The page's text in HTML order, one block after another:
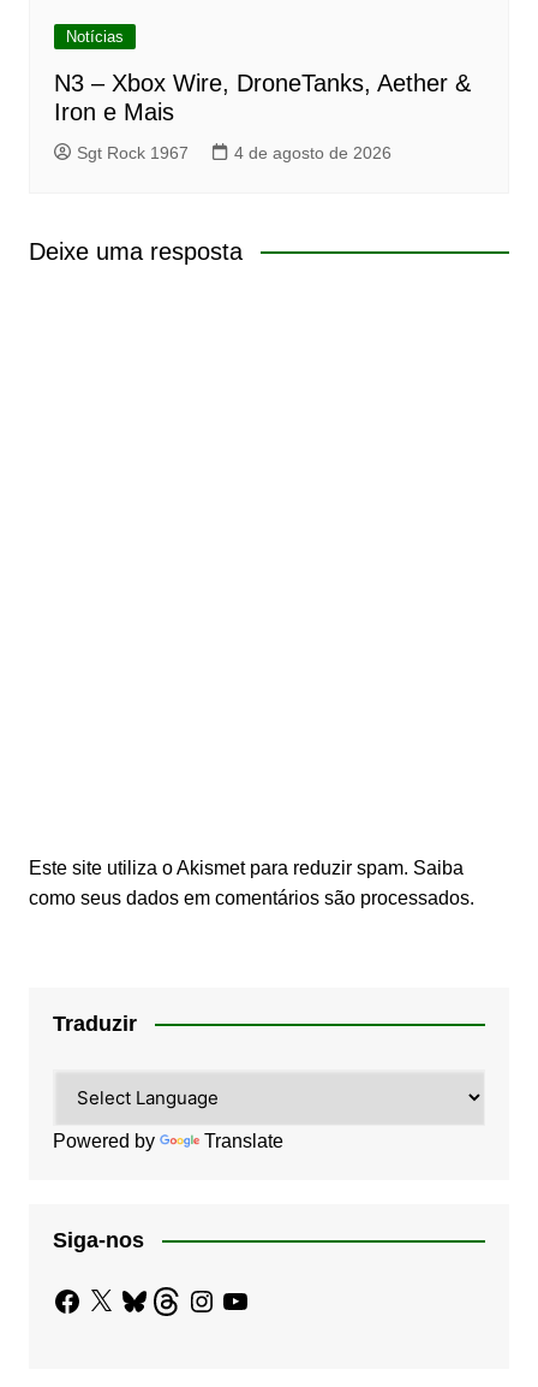
Notícias
N3 – Xbox Wire, DroneTanks, Aether &
Iron e Mais
Sgt Rock 1967 4 de agosto de 2026
Deixe uma resposta
Este site utiliza o Akismet para reduzir spam. Saiba
como seus dados em comentários são processados.
Traduzir
Powered by Translate
Siga-nos
Facebook
X BlueskyThreadsInstagram
YouTube